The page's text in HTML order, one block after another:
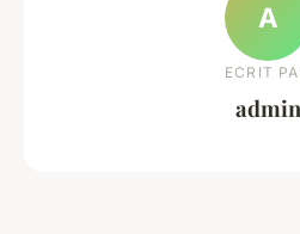
A
ECRIT
admin